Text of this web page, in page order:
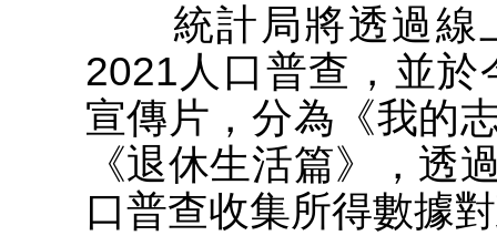
統計局將透過線
2021人口普查，並
宣傳片，分為《我的
《退休生活篇》，透
口普查收集所得數據